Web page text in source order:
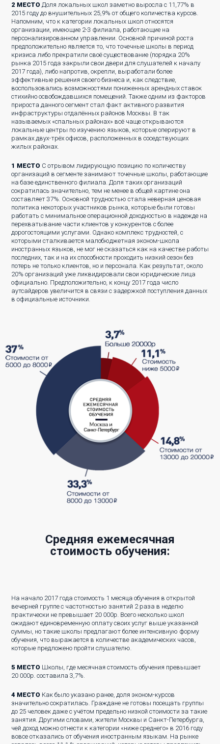
2 МЕСТО Доля локальных школ заметно выросла с 11,77% в
2015 году до внушительных 25,9% от общего количества курсов.
Напомним, что к категории локальных школ относятся
организации, имеющие 2-3 филиала, работающие на
персонализированном управлении. Основной причиной роста
предположительно является то, что точечные школы в период
кризиса либо прекратили своё существование (порядка 20%
рынка 2015 года закрыли свои двери для слушателей к началу
2017 года), либо напротив, окрепли, выработали более
эффективные решения своего бизнеса и, как следствие,
воспользовались возможностями пониженных арендных ставок
стихийно освобождавшихся помещений. Также одним из факторов
прироста данного сегмент стал факт активного развития
инфраструктуры отдалённых районов Москвы. В так
называемых «спальных районах» всё чаще открываются
локальные центры по изучению языков, которые оперируют в
рамках двух-трёх офисов, расположенных в соседствующих
жилых районах.
1 МЕСТО С отрывом лидирующую позицию по количеству
организаций в сегменте занимают точечные школы, работающие
на базе единственного филиала. Доля таких организаций
сократилась значительно, тем не менее в общей картине она
составляет 37%. Основной трудностью стала неверная ценовая
политика некоторых участников рынка, которые были готовы
работать с минимальное операционной доходностью в надежде на
перехватывание части клиентов у конкурентов с более
дорогостоящими услугами. Однако комплекс трудностей, с
которыми сталкивается малобюджетная эконом-школа
иностранных языков, не мог не сказаться как на качестве работы
последних, так и на их способности проходить низкий сезон без
потерь не только клиентов, но и персонала. Как результат, около
20% организаций уже ликвидировали свои юридические лица
официально. Предположительно, к концу 2017 года число
аутсайдеров увеличится в связи с задержкой поступления данных
в официальные источники.
Средняя ежемесячная
стоимость обучения:
На начало 2017 года стоимость 1 месяца обучения в открытой
вечерней группе с частотностью занятий 2 раза в неделю
практически не превышает 20 000р. Всего несколько школ
ожидают единовременную оплату своих услуг выше указанной
суммы, но такие школы предлагают более интенсивную форму
обучения, что выражается в количестве академических часов,
которые предложено пройти слушателю.
5 МЕСТО Школы, где месячная стоимость обучения превышает
20 000р. составила 3,7%.
4 МЕСТО Как было указано ранее, доля эконом-курсов
значительно сократилась. Граждане не готовы посещать группы
до 25 человек даже с учётом предельно низкой стоимости за такие
занятия. Другими словами, жители Москвы и Санкт-Петербурга,
чей доход можно отнести к категории «ниже среднего» в 2016 году
вовсе отказались от обучения иностранным языкам. На рынке